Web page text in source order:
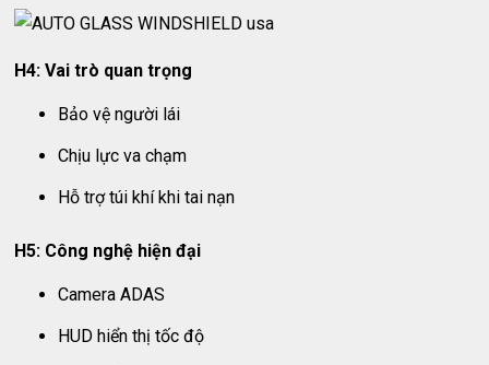
H4: Vai trò quan trọng
Bảo vệ người lái
Chịu lực va chạm
Hỗ trợ túi khí khi tai nạn
H5: Công nghệ hiện đại
Camera ADAS
HUD hiển thị tốc độ